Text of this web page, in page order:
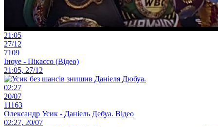
21:05
27/12
7109
Іноуе - Пікассо (Відео)
21:05, 27/12
02:27
20/07
11163
Олександр Усик - Даніель Дебуа. Відео
02:27, 20/07